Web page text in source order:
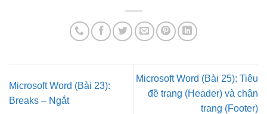
Microsoft Word (Bài 23):
Breaks – Ngắt
Microsoft Word (Bài 25): Tiêu
đề trang (Header) và chân
trang (Footer)